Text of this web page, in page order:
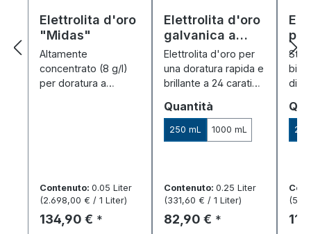
Elettrolita d'oro
"Midas"
Altamente
concentrato (8 g/l)
per doratura a
Contenuto: 0.05 Liter
(2.698,00 € / 1 Liter)
Prezzo normale:
134,90 € *
Elettrolita d'oro
galvanica a
bagno
"Chamaeleon"
Elettrolita d'oro per
una doratura rapida e
brillante a 24 carati
galvanico in bagno –
senza cianuro e
semplice.
Seleziona
Quantità
250 mL 1000 mL
Contenuto:0.25 Liter
(331,60 € / 1 Liter)
Prezzo normale:
82,90 € *
di
20